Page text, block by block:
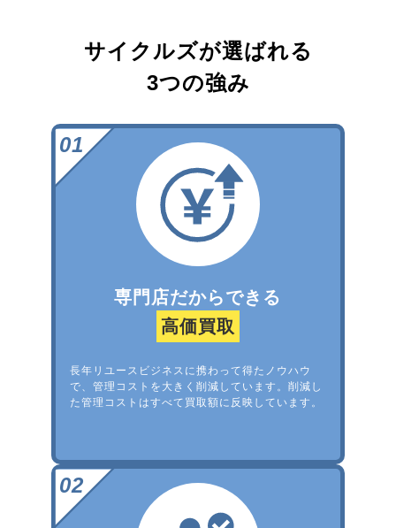
サイクルズが選ばれる
3つの強み
専門店だからできる
高価買取
長年リユースビジネスに携わって得たノウハウ
で、管理コストを大きく削減しています。削減し
た管理コストはすべて買取額に反映しています。